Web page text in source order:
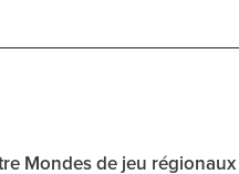
Mondes de jeu régionaux